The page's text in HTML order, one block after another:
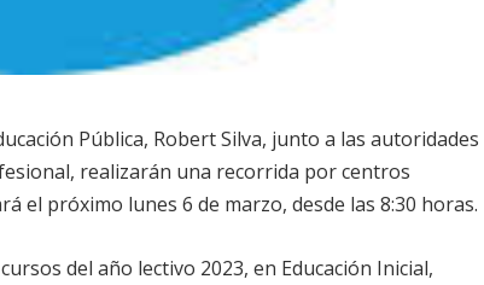
Pública, Robert Silva, junto a las autoridades
realizarán una recorrida por centros
el próximo lunes 6 de marzo, desde las 8:30 horas.
del año lectivo 2023, en Educación Inicial,